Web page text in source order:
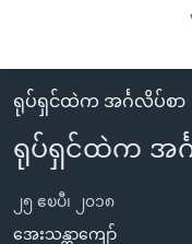
လွယ်ကူ
စေ
သည့်
Link
မူလစာမျက်နှာ
မြန်မာ
ကမ္ဘာ့သတင်းများ
နိုင်ငံတကာ
ဗွီဒီယို
ရုပ်ရှင်ထဲက အင်္ဂလိပ်စာ
ရုပ်ရှင်ထဲက အင်္
၂၅ ဧၿပီ၊ ၂၀၁၈
အေးသန္တာကျော်